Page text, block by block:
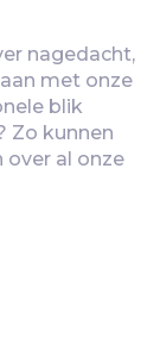
nagedacht,
met onze
blik
Zo kunnen
over al onze